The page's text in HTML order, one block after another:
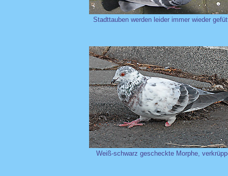
Stadttauben werden leider immer wieder
Weiß-schwarz gescheckte Morphe,